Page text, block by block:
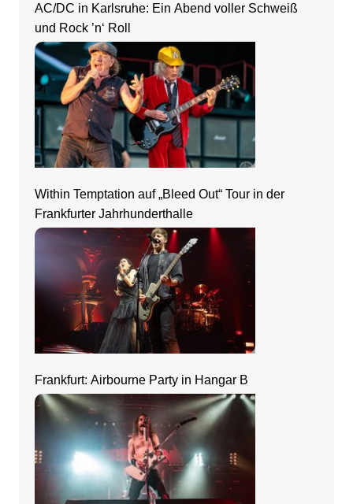
AC/DC in Karlsruhe: Ein Abend voller Schweiß
und Rock ’n‘ Roll
Within Temptation auf „Bleed Out“ Tour in der
Frankfurter Jahrhunderthalle
Frankfurt: Airbourne Party in Hangar B